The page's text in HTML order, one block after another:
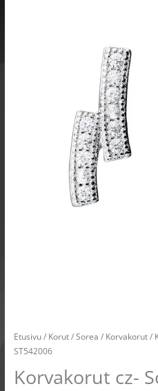
Etusivu/ Korut/Sorea / Korvakorut/
ST542006
Korvakorut cz-